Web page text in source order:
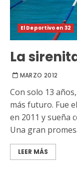
El Deportivo en 32
La
MARZO 2012
Con solo 13
más futuro. Fue
en 2011 y sueña
Una gran
LEER MÁS